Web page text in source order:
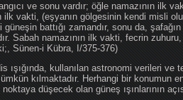
ve sonu vardır; öğle namazının ilk
vakti, (eşyanın gölgesinin kendi misli
battığı zamandır, sonu da,
Sabah namazının ilk vakti, fecrin
Sünen-i Kübra, I/375-376)
ışığında, kullanılan astronomi verileri
kılmaktadır. Herhangi bir konumun
düşecek olan güneş ışınlarının